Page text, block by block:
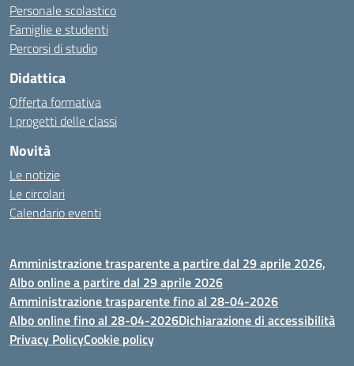
Personale scolastico
Famiglie e studenti
Percorsi di studio
Didattica
Offerta formativa
I progetti delle classi
Novità
Le notizie
Le circolari
Calendario eventi
Amministrazione trasparente a partire dal 29 aprile 2026,
Albo online a partire dal 29 aprile 2026
Amministrazione trasparente fino al 28-04-2026
Albo online fino al 28-04-2026Dichiarazione di accessibilità
Privacy PolicyCookie policy